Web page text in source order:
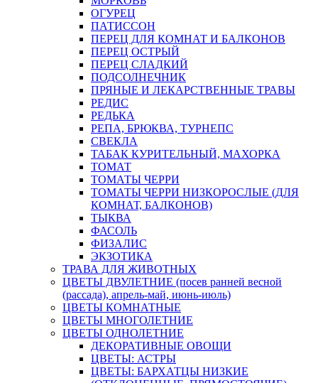
ОГУРЕЦ
ПАТИССОН
ПЕРЕЦ ДЛЯ КОМНАТ И БАЛКОНОВ
ПЕРЕЦ ОСТРЫЙ
ПЕРЕЦ СЛАДКИЙ
ПОДСОЛНЕЧНИК
ПРЯНЫЕ И ЛЕКАРСТВЕННЫЕ ТРАВЫ
РЕДИС
РЕДЬКА
РЕПА, БРЮКВА, ТУРНЕПС
СВЕКЛА
ТАБАК КУРИТЕЛЬНЫЙ, МАХОРКА
ТОМАТ
ТОМАТЫ ЧЕРРИ
ТОМАТЫ ЧЕРРИ НИЗКОРОСЛЫЕ (ДЛЯ
КОМНАТ, БАЛКОНОВ)
ТЫКВА
ФАСОЛЬ
ФИЗАЛИС
ЭКЗОТИКА
ТРАВА ДЛЯ ЖИВОТНЫХ
ЦВЕТЫ ДВУЛЕТНИЕ (посев ранней весной
(рассада), апрель-май, июнь-июль)
ЦВЕТЫ КОМНАТНЫЕ
ЦВЕТЫ МНОГОЛЕТНИЕ
ЦВЕТЫ ОДНОЛЕТНИЕ
ДЕКОРАТИВНЫЕ ОВОЩИ
ЦВЕТЫ: АСТРЫ
ЦВЕТЫ: БАРХАТЦЫ НИЗКИЕ